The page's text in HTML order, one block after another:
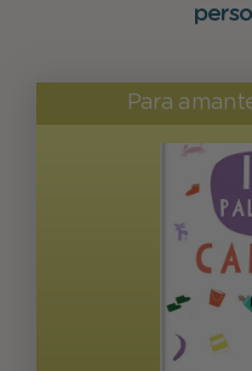
Para